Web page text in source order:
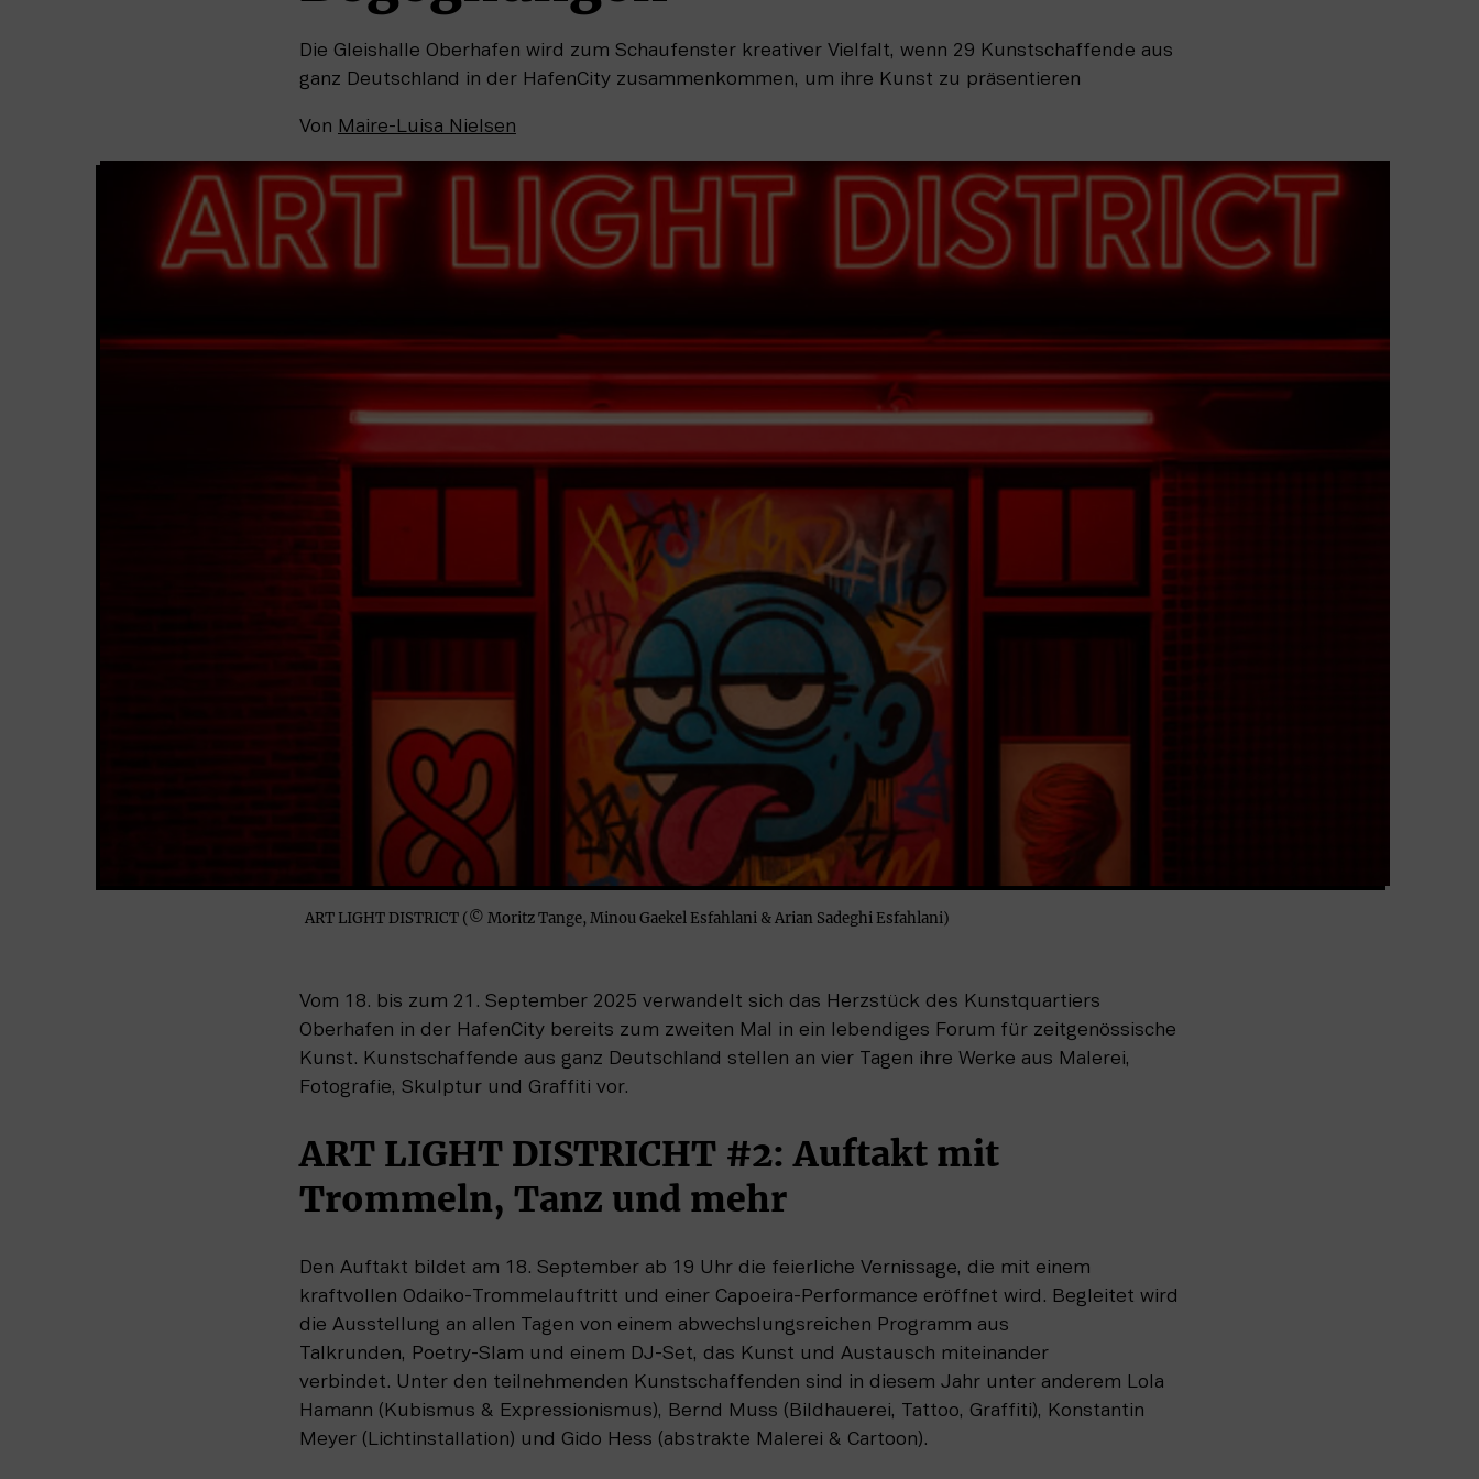
Die Gleishalle Oberhafen wird zum Schaufenster kreativer Vielfalt, wenn 29 Kunstschaffende aus
ganz Deutschland in der HafenCity zusammenkommen, um ihre Kunst zu präsentieren
Von Maire-Luisa Nielsen
ART LIGHT DISTRICT (© Moritz Tange, Minou Gaekel Esfahlani & Arian Sadeghi Esfahlani)
Vom 18. bis zum 21. September 2025 verwandelt sich das Herzstück des Kunstquartiers
Oberhafen in der HafenCity bereits zum zweiten Mal in ein lebendiges Forum für zeitgenössische
Kunst. Kunstschaffende aus ganz Deutschland stellen an vier Tagen ihre Werke aus Malerei,
Fotografie, Skulptur und Graffiti vor.
ART LIGHT DISTRICHT #2: Auftakt mit
Trommeln, Tanz und mehr
Den Auftakt bildet am 18. September ab 19 Uhr die feierliche Vernissage, die mit einem
kraftvollen Odaiko-Trommelauftritt und einer Capoeira-Performance eröffnet wird. Begleitet wird
die Ausstellung an allen Tagen von einem abwechslungsreichen Programm aus
Talkrunden, Poetry-Slam und einem DJ-Set, das Kunst und Austausch miteinander
verbindet. Unter den teilnehmenden Kunstschaffenden sind in diesem Jahr unter anderem Lola
Hamann (Kubismus & Expressionismus), Bernd Muss (Bildhauerei, Tattoo, Graffiti), Konstantin
Meyer (Lichtinstallation) und Gido Hess (abstrakte Malerei & Cartoon).